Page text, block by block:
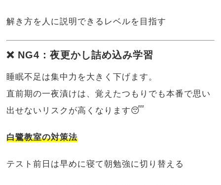
解き方を人に説明できるレベルを目指す
❌ NG4：夜更かし詰め込み学習
睡眠不足は集中力を大きく下げます。
直前期の一夜漬けは、覚えたつもりでも本番で思い
出せないリスクが高くなります😴
白鷺教室の対策法
テスト前日は早めに寝て朝勉強に切り替える